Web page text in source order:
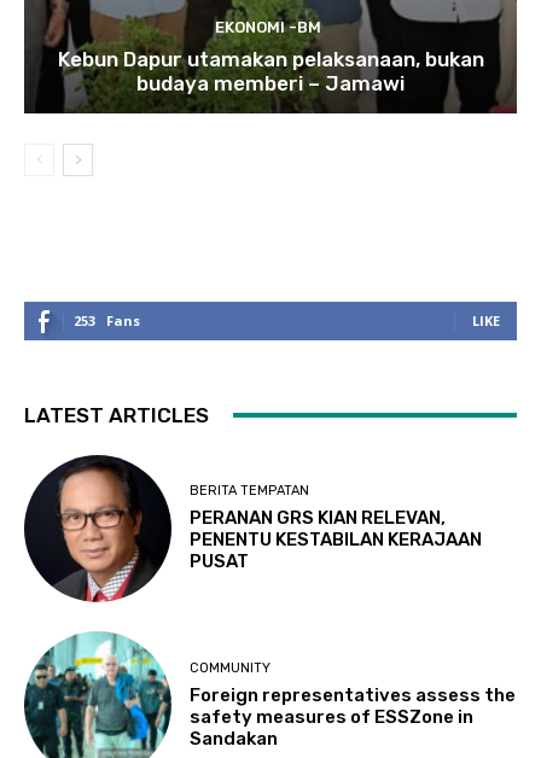
EKONOMI -BM
Kebun Dapur utamakan pelaksanaan, bukan
budaya memberi – Jamawi
253 Fans LIKE
LATEST ARTICLES
BERITA TEMPATAN
PERANAN GRS KIAN RELEVAN,
PENENTU KESTABILAN KERAJAAN
PUSAT
COMMUNITY
Foreign representatives assess the
safety measures of ESSZone in
Sandakan